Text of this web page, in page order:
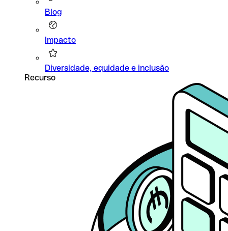
Blog
Impacto
Diversidade, equidade e inclusão
Recurso